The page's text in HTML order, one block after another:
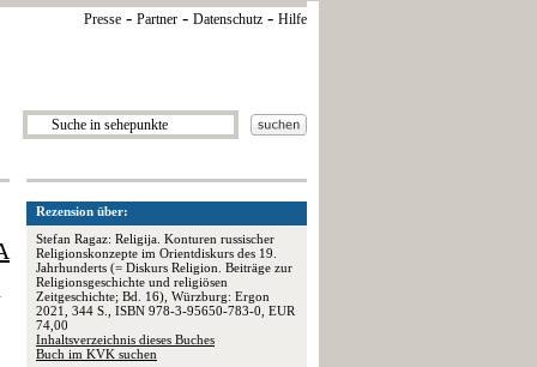
Presse - Partner - Datenschutz - Hilfe
Rezension über:
Stefan Ragaz: Religija. Konturen russischer
Religionskonzepte im Orientdiskurs des 19.
Jahrhunderts (= Diskurs Religion. Beiträge zur
Religionsgeschichte und religiösen
Zeitgeschichte; Bd. 16), Würzburg: Ergon
2021, 344 S., ISBN 978-3-95650-783-0, EUR
74,00
Inhaltsverzeichnis dieses Buches
Buch im KVK suchen